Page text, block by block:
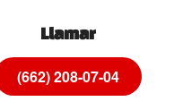
Llamar
(662) 208-07-04